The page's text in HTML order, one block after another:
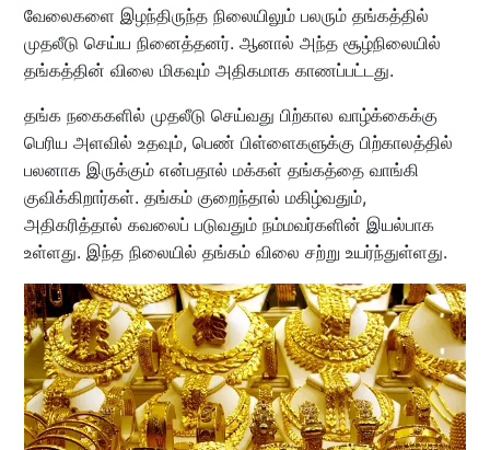
வேலைகளை இழந்திருந்த நிலையிலும் பலரும் தங்கத்தில்
முதலீடு செய்ய நினைத்தனர். ஆனால் அந்த சூழ்நிலையில்
தங்கத்தின் விலை மிகவும் அதிகமாக காணப்பட்டது.
தங்க நகைகளில் முதலீடு செய்வது பிற்கால வாழ்க்கைக்கு
பெரிய அளவில் உதவும், பெண் பிள்ளைகளுக்கு பிற்காலத்தில்
பலனாக இருக்கும் என்பதால் மக்கள் தங்கத்தை வாங்கி
குவிக்கிறார்கள். தங்கம் குறைந்தால் மகிழ்வதும்,
அதிகரித்தால் கவலைப் படுவதும் நம்மவர்களின் இயல்பாக
உள்ளது. இந்த நிலையில் தங்கம் விலை சற்று உயர்ந்துள்ளது.